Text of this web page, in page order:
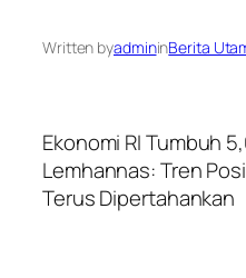
Written byadmininBerita
Ekonomi RI Tumbuh
Lemhannas: Tren
Terus Dipertahankan